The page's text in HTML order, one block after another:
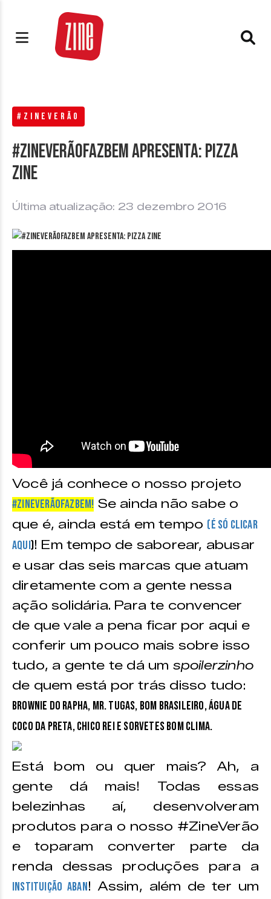
#ZINEVERÃO
#ZineVerãoFazBem apresenta: Pizza
Zine
Última atualização: 23 dezembro 2016
Você já conhece o nosso projeto
#ZineVerãoFazBem! Se ainda não sabe o
que é, ainda está em tempo (é só CLICAR
AQUI)! Em tempo de saborear, abusar
e usar das seis marcas que atuam
diretamente com a gente nessa
ação solidária. Para te convencer
de que vale a pena ficar por aqui e
conferir um pouco mais sobre isso
tudo, a gente te dá um spoilerzinho
de quem está por trás disso tudo:
Brownie do Rapha, Mr. Tugas, Bom Brasileiro, Água de
Coco da Preta, Chico Rei e Sorvetes Bom Clima.
Está bom ou quer mais? Ah, a
gente dá mais! Todas essas
belezinhas aí, desenvolveram
produtos para o nosso #ZineVerão
e toparam converter parte da
renda dessas produções para a
instituição ABAN! Assim, além de ter um